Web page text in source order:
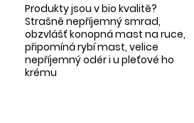
Produkty jsou v bio kvalitě?
Strašně nepříjemný smrad,
obzvlášť konopná mast na ruce,
připomíná rybí mast, velice
nepříjemný odér i u pleťové ho
krému